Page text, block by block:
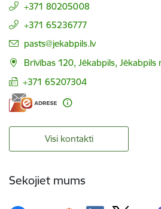
+371 80205008
+371 65236777
E-pasts:
pasts@jekabpils.lv
Brīvības 120, Jēkabpils, Jēkabpils
+371 65207304
Visi kontakti
Sekojiet mums